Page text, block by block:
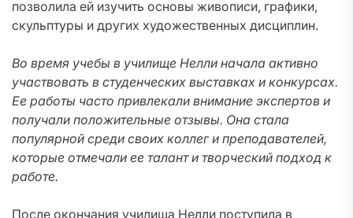
позволила ей изучить основы живописи, графики,
скульптуры и других художественных дисциплин.
Во время учебы в училище Нелли начала активно
участвовать в студенческих выставках и конкурсах.
Ее работы часто привлекали внимание экспертов и
получали положительные отзывы. Она стала
популярной среди своих коллег и преподавателей,
которые отмечали ее талант и творческий подход к
работе.
После окончания училища Нелли поступила в